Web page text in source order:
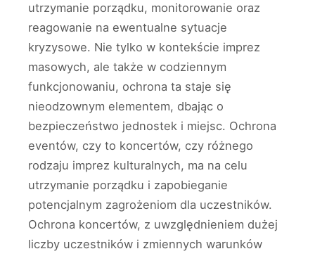
utrzymanie porządku, monitorowanie oraz
reagowanie na ewentualne sytuacje
kryzysowe. Nie tylko w kontekście imprez
masowych, ale także w codziennym
funkcjonowaniu, ochrona ta staje się
nieodzownym elementem, dbając o
bezpieczeństwo jednostek i miejsc. Ochrona
eventów, czy to koncertów, czy różnego
rodzaju imprez kulturalnych, ma na celu
utrzymanie porządku i zapobieganie
potencjalnym zagrożeniom dla uczestników.
Ochrona koncertów, z uwzględnieniem dużej
liczby uczestników i zmiennych warunków